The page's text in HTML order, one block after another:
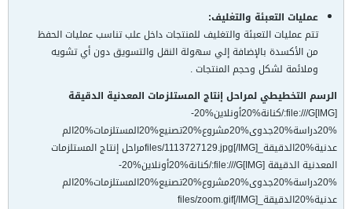
عمليات التعبئة والتغليف:
تتم عمليات التعبئة والتغليف للمنتجات داخل علب تناسب عمليات الحفظ
من الأكسدة بالإضافة إلي سهولة النقل والتسويق دون أي تشويه
وملائمة لشكل وحجم المنتجات .
الرسم التخطيطي لمراحل إنتاج المستلزمات المعدنية الدقيقة
[IMG]file:///G:/كنانة%20أونلاين%20-
%20دراسة%20جدوى%20مشروع%20تصنيع%20المستلزمات%20الم
عدنية%20الدقيقة_files/1113727129.jpg[/IMG]مراحل إنتاج المستلزمات
المعدنية الدقيقة [IMG]file:///G:/كنانة%20أونلاين%20-
%20دراسة%20جدوى%20مشروع%20تصنيع%20المستلزمات%20الم
عدنية%20الدقيقة_files/zoom.gif[/IMG]